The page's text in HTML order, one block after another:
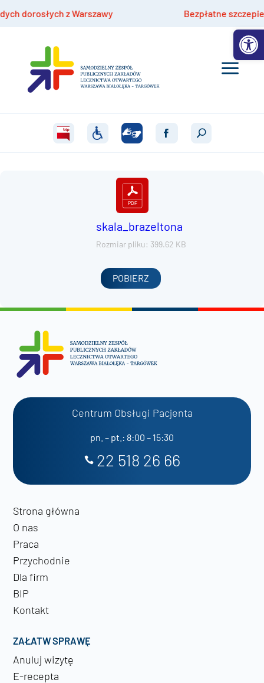
z Warszawy Bezpłatne
skala_brazeltona
Rozmiar pliku: 399.62 KB
POBIERZ
Centrum Obsługi Pacjenta
pn. – pt.: 8:00 – 15:30
22 518 26 66
Strona główna
O nas
Praca
Przychodnie
Dla firm
BIP
Kontakt
ZAŁATW SPRAWĘ
Anuluj wizytę
E-recepta